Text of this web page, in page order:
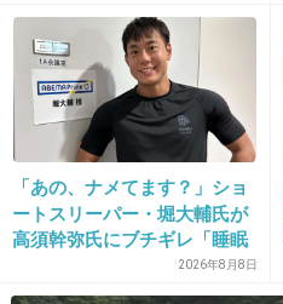
32. 匿名 2019/10/24(木) 17:13:41
彼女、元玉森担って言
付けてる匂わせてる可
「あの、ナメてます？」ショ
ートスリーパー・堀大輔氏が
高須幹弥氏にブチギレ「睡眠
不足の人＝キレやすい」SNS
で物議
2026年8月8日